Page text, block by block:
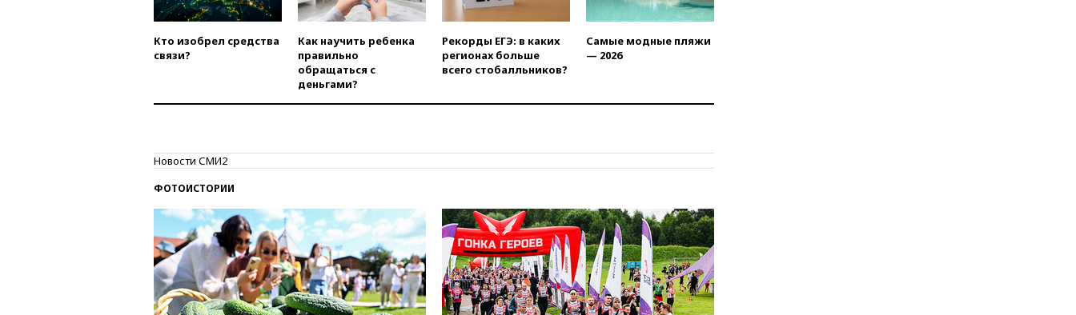
вчера, 21:25Руслан Терновой
выиграл золото чемпионата
Европы в прыжках с 10-
метровой вышки
обращений о прекращении
вчера, 21:00В России вновь
обсуждают эксперимент по
вчера, 20:45Матвиенко:
россиянам могут
рекомендовать не посещать
Армению
вчера, 20:35 ПВО за день
сбила еще 281 украинский
беспилотник над Россией
Кто изобрел средства
связи?
Как научить ребенка
правильно
обращаться с
деньгами?
Рекорды ЕГЭ: в каких
регионах больше
всего стобалльников?
Самые модные пляжи
— 2026
Новости СМИ2
ФОТОИСТОРИИ